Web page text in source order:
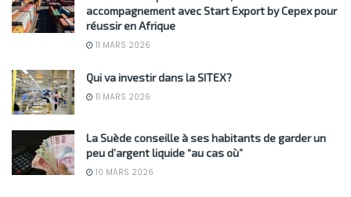
accompagnement avec Start Export by Cepex pour
réussir en Afrique
11 MARS 2026
Qui va investir dans la SITEX?
11 MARS 2026
La Suède conseille à ses habitants de garder un
peu d’argent liquide “au cas où”
10 MARS 2026